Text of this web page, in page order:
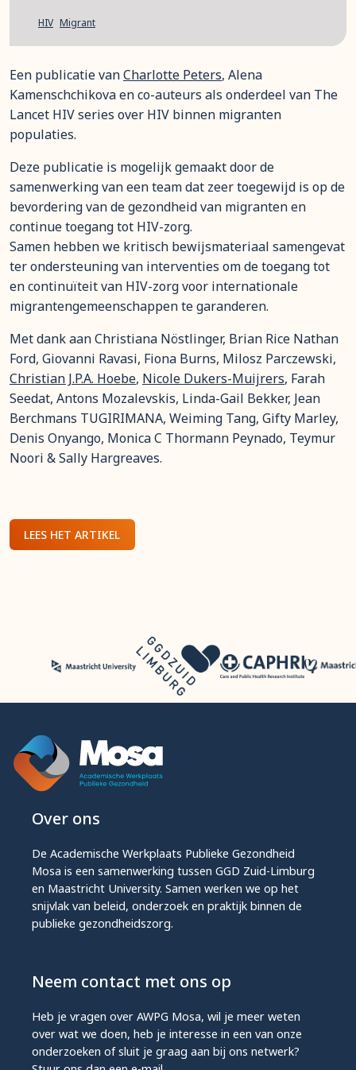
Een publicatie vanCharlotte Peters, Alena
Kamenschchikova en co-auteurs als onderdeel van The
Lancet HIV series over HIV binnen migranten
populaties.
Deze publicatie is mogelijk gemaakt door de
samenwerking van een team dat zeer toegewijd is op de
bevordering van de gezondheid van migranten en
continue toegang tot HIV-zorg.
Samen hebben we kritisch bewijsmateriaal samengevat
ter ondersteuning van interventies om de toegang tot
en continuïteit van HIV-zorg voor internationale
migrantengemeenschappen te garanderen.
Met dank aan Christiana Nöstlinger, Brian Rice Nathan
Ford, Giovanni Ravasi, Fiona Burns, Milosz Parczewski,
Christian J.P.A. Hoebe, Nicole Dukers-Muijrers, Farah
Seedat, Antons Mozalevskis, Linda-Gail Bekker, Jean
Berchmans TUGIRIMANA, Weiming Tang, Gifty Marley,
Denis Onyango, Monica C Thormann Peynado, Teymur
Noori & Sally Hargreaves.
HIV Migrant
LEES HET ARTIKEL
Over ons
De Academische Werkplaats Publieke Gezondheid
Mosa is een samenwerking tussen GGD Zuid-Limburg
en Maastricht University. Samen werken we op het
snijvlak van beleid, onderzoek en praktijk binnen de
publieke gezondheidszorg.
Neem contact met ons op
Heb je vragen over AWPG Mosa, wil je meer weten
over wat we doen, heb je interesse in een van onze
onderzoeken of sluit je graag aan bij ons netwerk?